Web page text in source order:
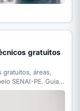
gratuitos
gratuitos, áreas,
SENAI-PE. Guia